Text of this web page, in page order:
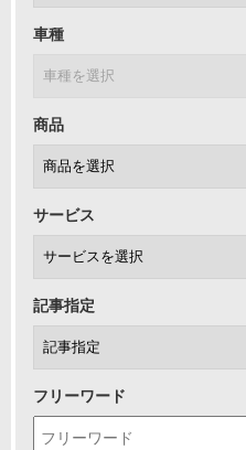
車種
商品
サービス
記事指定
フリーワード